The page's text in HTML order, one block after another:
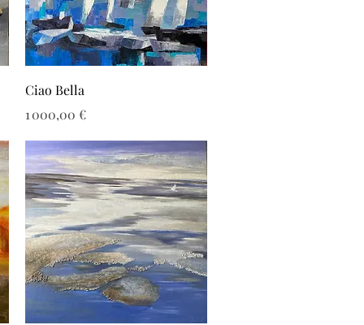
Aperçu rapide
Ciao Bella
Prix
1 000,00 €